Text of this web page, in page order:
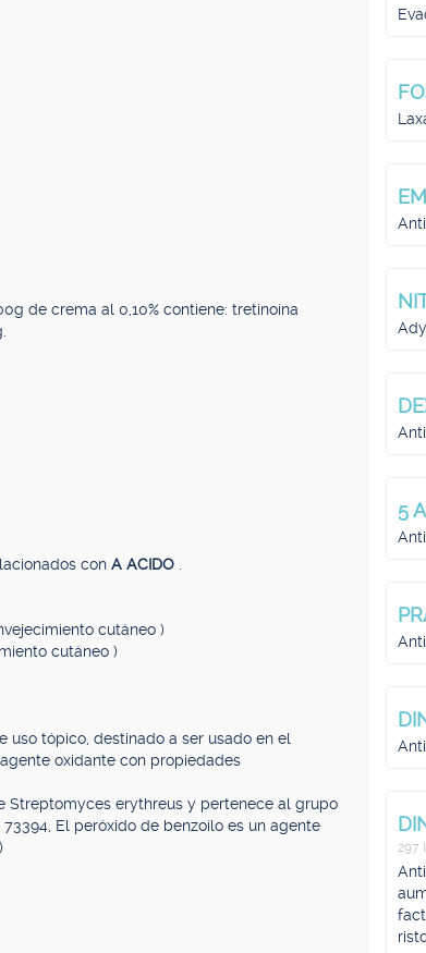
de crema al 0,10% contiene: tretinoína
con A ACIDO
cutáneo )
cutáneo )
uso tópico, destinado a ser usado en el
oxidante con propiedades
Streptomyces erythreus y pertenece al grupo
El peróxido de benzoílo es un agente
5
297